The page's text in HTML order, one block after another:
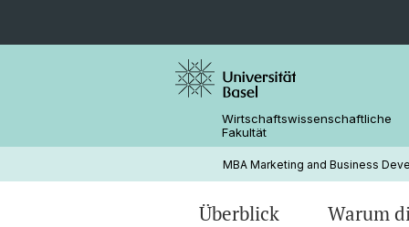
Wirtschaftswissenschaftliche
Fakultät
MBA Marketing and Business
Überblick Warum